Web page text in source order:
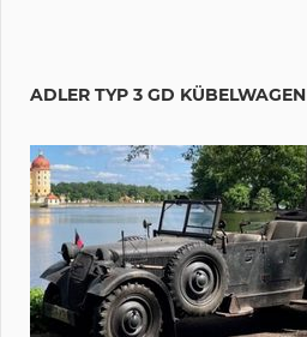
ADLER TYP 3 GD KÜBELWAGEN